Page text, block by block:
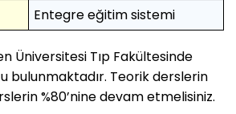
Entegre eğitim sistemi
Üniversitesi Tıp Fakültesinde
bulunmaktadır. Teorik derslerin
%80’nine devam etmelisiniz.